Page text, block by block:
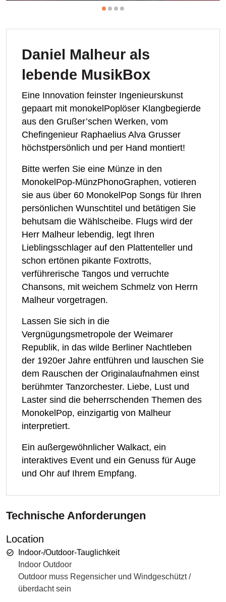
Daniel Malheur als
lebende MusikBox
Eine Innovation feinster Ingenieurskunst
gepaart mit monokelPoplöser Klangbegierde
aus den Grußer’schen Werken, vom
Chefingenieur Raphaelius Alva Grusser
höchstpersönlich und per Hand montiert!
Bitte werfen Sie eine Münze in den
MonokelPop-MünzPhonoGraphen, votieren
sie aus über 60 MonokelPop Songs für Ihren
persönlichen Wunschtitel und betätigen Sie
behutsam die Wählscheibe. Flugs wird der
Herr Malheur lebendig, legt Ihren
Lieblingsschlager auf den Plattenteller und
schon ertönen pikante Foxtrotts,
verführerische Tangos und verruchte
Chansons, mit weichem Schmelz von Herrn
Malheur vorgetragen.
Lassen Sie sich in die
Vergnügungsmetropole der Weimarer
Republik, in das wilde Berliner Nachtleben
der 1920er Jahre entführen und lauschen Sie
dem Rauschen der Originalaufnahmen einst
berühmter Tanzorchester. Liebe, Lust und
Laster sind die beherrschenden Themen des
MonokelPop, einzigartig von Malheur
interpretiert.
Ein außergewöhnlicher Walkact, ein
interaktives Event und ein Genuss für Auge
und Ohr auf Ihrem Empfang.
Technische Anforderungen
Location
Indoor-/Outdoor-Tauglichkeit
Indoor Outdoor
Outdoor muss Regensicher und Windgeschützt /
überdacht sein